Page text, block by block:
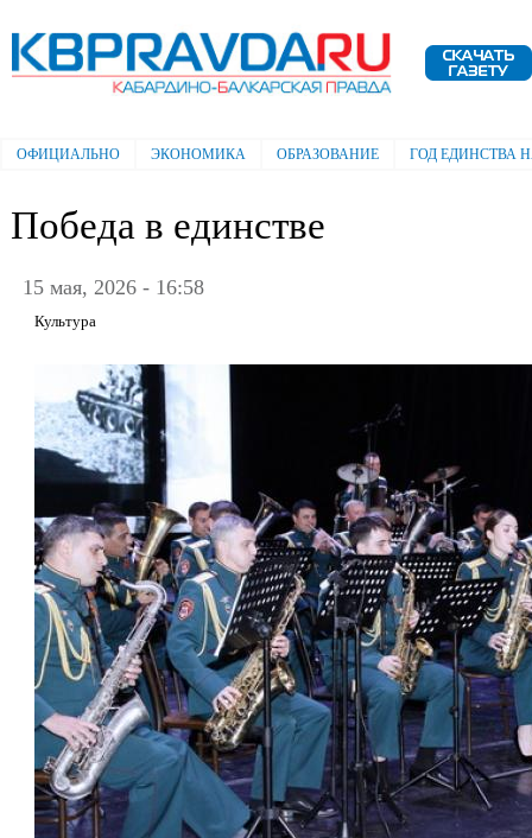
Электронная газета "Кабардино-
Балкарская правда"
Главное меню
ОФИЦИАЛЬНО ЭКОНОМИКА ОБРАЗОВАНИЕ ГОД ЕДИНСТВА
Победа в единстве
15 мая, 2026 - 16:58
Культура